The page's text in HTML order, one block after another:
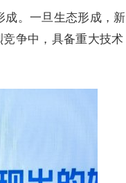
成。一旦生态形成，新
争中，具备重大技术